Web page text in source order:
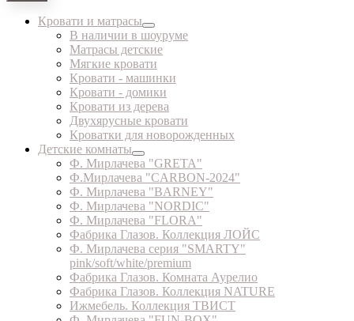
Кровати и матрасы
В наличии в шоуруме
Матрасы детские
Мягкие кровати
Кровати - машинки
Кровати - домики
Кровати из дерева
Двухярусные кровати
Кроватки для новорожденных
Детские комнаты
Ф. Мирлачева "GRETA"
Ф.Мирлачева "CARBON-2024"
Ф. Мирлачева "BARNEY"
Ф. Мирлачева "NORDIC"
Ф. Мирлачева "FLORA"
Фабрика Глазов. Коллекция ЛОЙС
Ф. Мирлачева серия "SMARTY"
pink/soft/white/premium
Фабрика Глазов. Комната Аурелио
Фабрика Глазов. Коллекция NATURE
Ижмебель. Коллекция ТВИСТ